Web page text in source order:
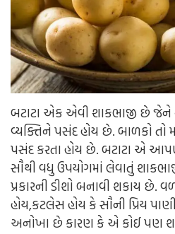
બટાટા એક એવી શાકભાજી છે જેને
વ્યક્તિને પસંદ હોય છે. બાળકો તો
પસંદ કરતા હોય છે. બટાટા એ
સૌથી વધુ ઉપયોગમાં લેવાતું
પ્રકારની ડીશો બનાવી શકાય છે.
હોય,કટલેસ હોય કે સૌની પ્રિય
અનોખા છે કારણ કે એ કોઈ પણ